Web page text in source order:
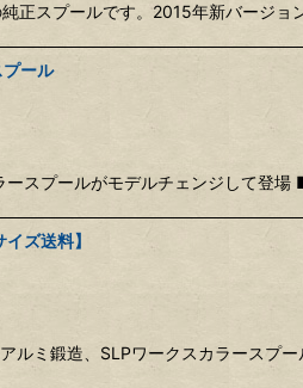
正スプールです。2015年新バージョ
ール
スプールがモデルチェンジして登
ズ送料】
ミ鍛造、SLPワークスカラースプ